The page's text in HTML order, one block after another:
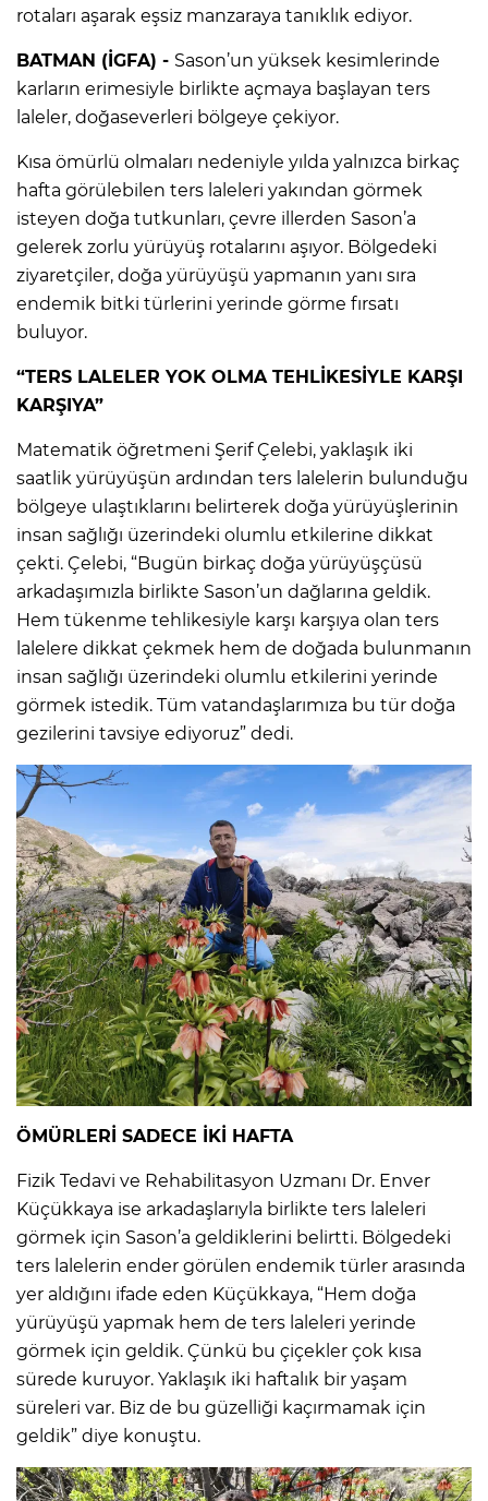
rotaları aşarak eşsiz manzaraya tanıklık ediyor.
BATMAN (İGFA) - Sason’un yüksek kesimlerinde
karların erimesiyle birlikte açmaya başlayan ters
laleler, doğaseverleri bölgeye çekiyor.
Kısa ömürlü olmaları nedeniyle yılda yalnızca birkaç
hafta görülebilen ters laleleri yakından görmek
isteyen doğa tutkunları, çevre illerden Sason’a
gelerek zorlu yürüyüş rotalarını aşıyor. Bölgedeki
ziyaretçiler, doğa yürüyüşü yapmanın yanı sıra
endemik bitki türlerini yerinde görme fırsatı
buluyor.
“TERS LALELER YOK OLMA TEHLİKESİYLE KARŞI
KARŞIYA”
Matematik öğretmeni Şerif Çelebi, yaklaşık iki
saatlik yürüyüşün ardından ters lalelerin bulunduğu
bölgeye ulaştıklarını belirterek doğa yürüyüşlerinin
insan sağlığı üzerindeki olumlu etkilerine dikkat
çekti. Çelebi, “Bugün birkaç doğa yürüyüşçüsü
arkadaşımızla birlikte Sason’un dağlarına geldik.
Hem tükenme tehlikesiyle karşı karşıya olan ters
lalelere dikkat çekmek hem de doğada bulunmanın
insan sağlığı üzerindeki olumlu etkilerini yerinde
görmek istedik. Tüm vatandaşlarımıza bu tür doğa
gezilerini tavsiye ediyoruz” dedi.
ÖMÜRLERİ SADECE İKİ HAFTA
Fizik Tedavi ve Rehabilitasyon Uzmanı Dr. Enver
Küçükkaya ise arkadaşlarıyla birlikte ters laleleri
görmek için Sason’a geldiklerini belirtti. Bölgedeki
ters lalelerin ender görülen endemik türler arasında
yer aldığını ifade eden Küçükkaya, “Hem doğa
yürüyüşü yapmak hem de ters laleleri yerinde
görmek için geldik. Çünkü bu çiçekler çok kısa
sürede kuruyor. Yaklaşık iki haftalık bir yaşam
süreleri var. Biz de bu güzelliği kaçırmamak için
geldik” diye konuştu.